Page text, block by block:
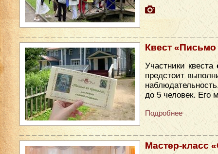
Квест
Участники квеста
предстоит
до 5 человек. Его
Подробнее
Мастер-класс